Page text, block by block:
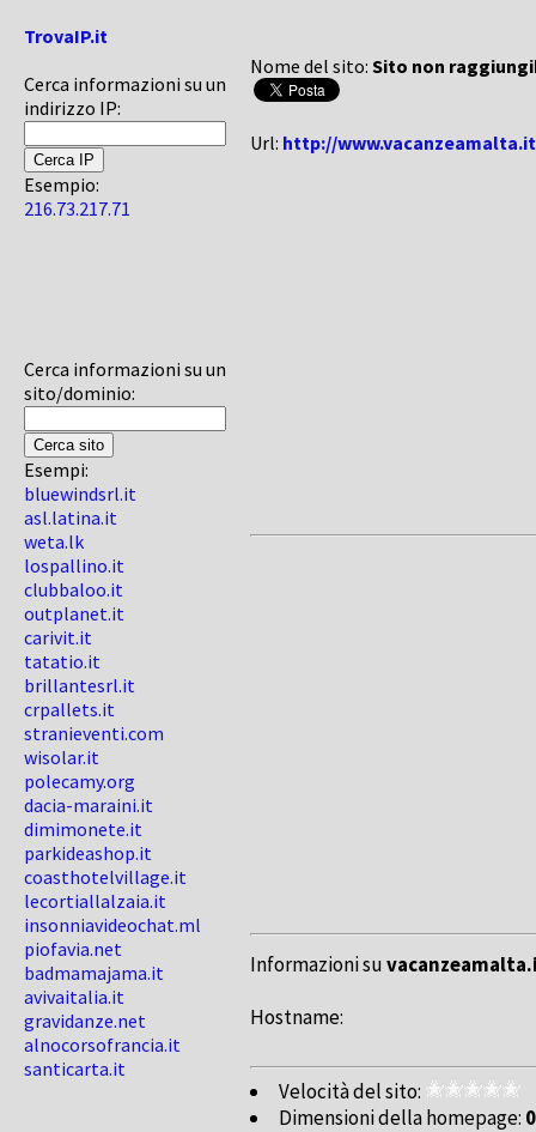
TrovaIP.it
Cerca informazioni su un
indirizzo IP:
Esempio:
216.73.217.71
Cerca informazioni su un
sito/dominio:
Esempi:
bluewindsrl.it
asl.latina.it
weta.lk
lospallino.it
clubbaloo.it
outplanet.it
carivit.it
tatatio.it
brillantesrl.it
crpallets.it
stranieventi.com
wisolar.it
polecamy.org
dacia-maraini.it
dimimonete.it
parkideashop.it
coasthotelvillage.it
lecortiallalzaia.it
insonniavideochat.ml
piofavia.net
badmamajama.it
avivaitalia.it
gravidanze.net
alnocorsofrancia.it
santicarta.it
Nome del sito: Sito non
Url: http://www.vacanzeamalta.it
Informazioni su
Hostname:
Velocità del sito:
Dimensioni della homepage: 0